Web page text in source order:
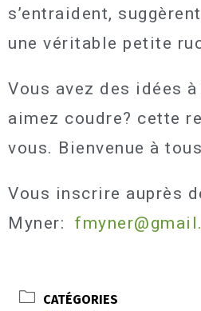
s’entraident,
une véritable petite
Vous avez des idées
aimez coudre? cette
vous. Bienvenue à
Vous inscrire auprès
Myner:
CATÉGORIES